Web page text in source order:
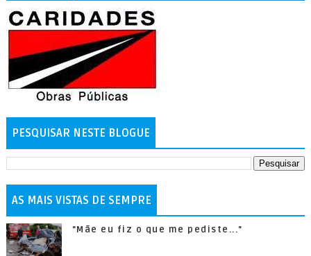
PESQUISAR NESTE BLOGUE
AS MAIS VISTAS DE SEMPRE
"Mãe eu fiz o que me pediste..."